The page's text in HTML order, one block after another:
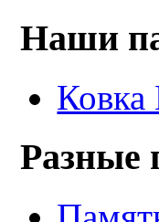
Наши
Ковка
Разные